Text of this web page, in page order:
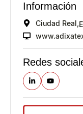
Información
Ciudad Real,
Redes